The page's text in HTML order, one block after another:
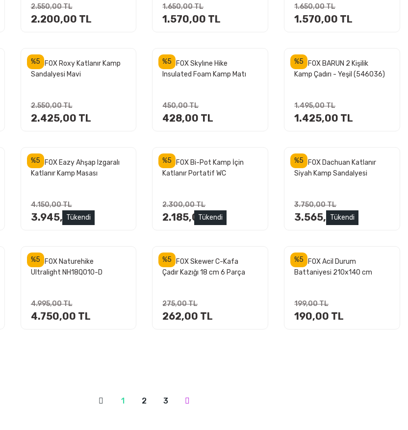
2.550,00 TL
2.200,00 TL
1.650,00 TL
1.570,00 TL
1.650,00 TL
1.570,00 TL
%5
MADFOX Roxy Katlanır Kamp
Sandalyesi Mavi
2.550,00 TL
2.425,00 TL
%5
MADFOX Skylıne Hike
Insulated Foam Kamp Matı
450,00 TL
428,00 TL
%5
MADFOX BARUN 2 Kişilik
Kamp Çadırı - Yeşil (546036)
1.495,00 TL
1.425,00 TL
%5
MADFOX Eazy Ahşap Izgaralı
Katlanır Kamp Masası
4.150,00 TL
3.945,00 TL
%5
MADFOX Bi-Pot Kamp İçin
Katlanır Portatif WC
2.300,00 TL
2.185,00 TL
%5
MADFOX Dachuan Katlanır
Siyah Kamp Sandalyesi
3.750,00 TL
3.565,00 TL
Tükendi
%5
MADFOX Naturehike
Ultralight NH18Q010-D
4.995,00 TL
4.750,00 TL
Tükendi
%5
MADFOX Skewer C-Kafa
Çadır Kazığı 18 cm 6 Parça
275,00 TL
262,00 TL
Tükendi
%5
MADFOX Acil Durum
Battaniyesi 210x140 cm
199,00 TL
190,00 TL
1 2 3